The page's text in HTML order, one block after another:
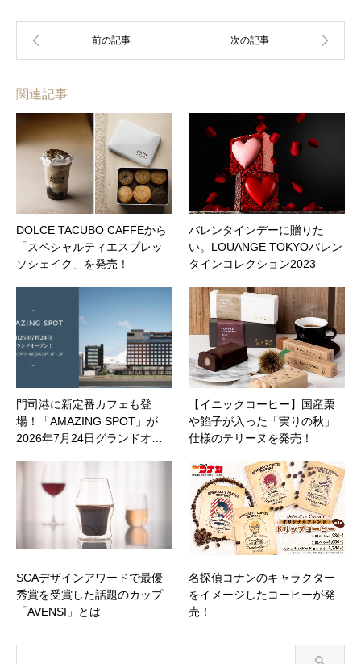
関連記事
DOLCE TACUBO CAFFEから
「スペシャルティエスプレッ
ソシェイク」を発売！
バレンタインデーに贈りた
い。LOUANGE TOKYOバレン
タインコレクション2023
門司港に新定番カフェも登
場！「AMAZING SPOT」が
2026年7月24日グランドオ…
【イニックコーヒー】国産栗
や餡子が入った「実りの秋」
仕様のテリーヌを発売！
SCAデザインアワードで最優
秀賞を受賞した話題のカップ
「AVENSI」とは
名探偵コナンのキャラクター
をイメージしたコーヒーが発
売！